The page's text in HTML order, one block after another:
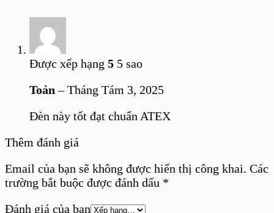
Được xếp hạng 5 5 sao
Toản– Tháng Tám 3, 2025
Đèn này tốt đạt chuẩn ATEX
Thêm đánh giá
Email của bạn sẽ không được hiển thị công khai. Các
trường bắt buộc được đánh dấu *
Đánh giá của bạn